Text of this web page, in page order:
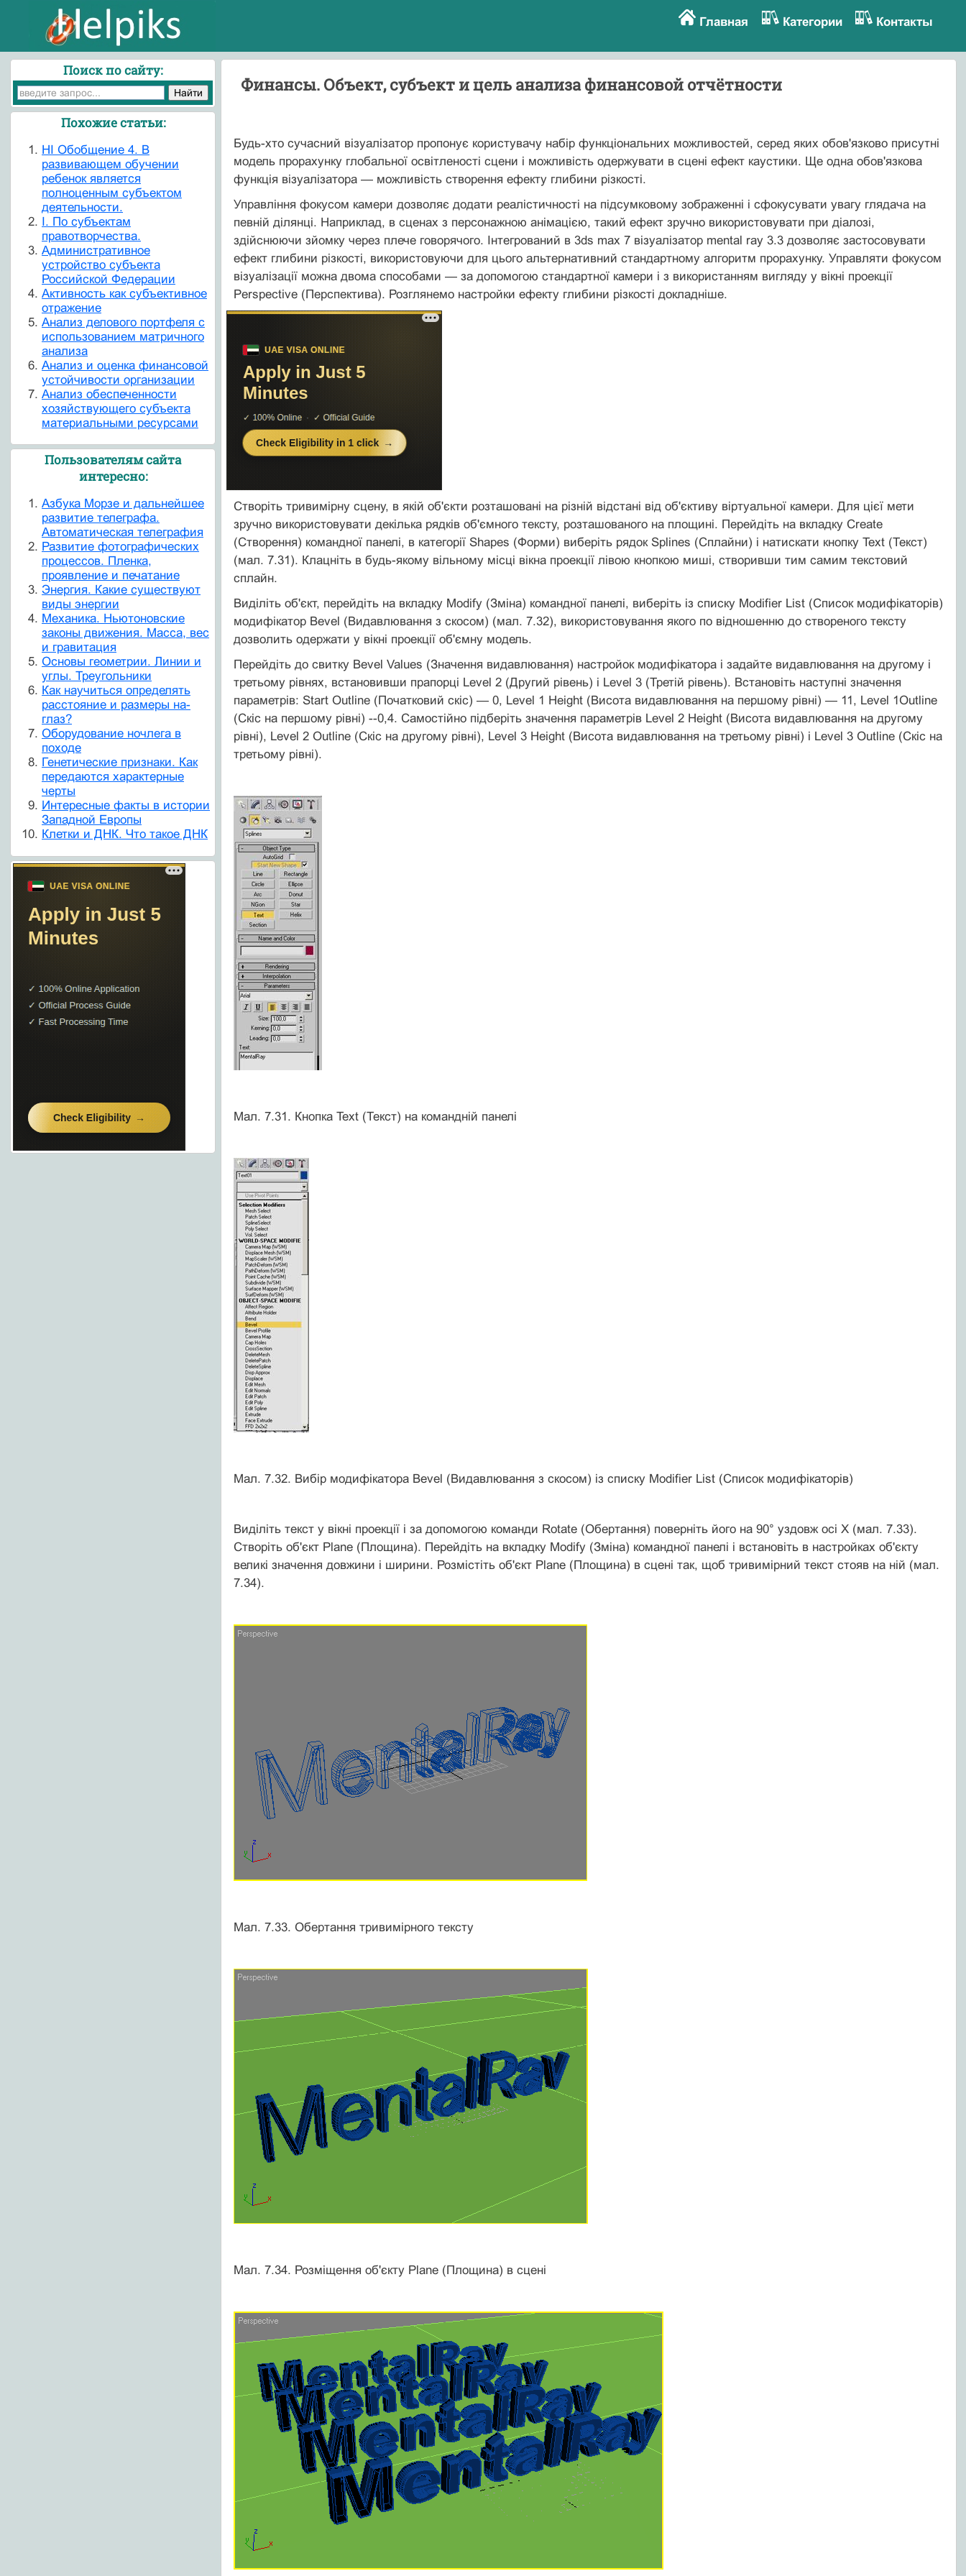
Главная Категории Контакты
Финансы. Объект, субъект и цель анализа финансовой отчётности
Будь-хто сучасний візуалізатор пропонує користувачу набір функціональних можливостей, серед яких обов'язково присутні
модель прорахунку глобальної освітленості сцени і можливість одержувати в сцені ефект каустики. Ще одна обов'язкова
функція візуалізатора — можливість створення ефекту глибини різкості.
Управління фокусом камери дозволяє додати реалістичності на підсумковому зображенні і сфокусувати увагу глядача на
певній ділянці. Наприклад, в сценах з персонажною анімацією, такий ефект зручно використовувати при діалозі,
здійснюючи зйомку через плече говорячого. Інтегрований в 3ds max 7 візуалізатор mental ray 3.3 дозволяє застосовувати
ефект глибини різкості, використовуючи для цього альтернативний стандартному алгоритм прорахунку. Управляти фокусом
візуалізації можна двома способами — за допомогою стандартної камери і з використанням вигляду у вікні проекції
Perspective (Перспектива). Розглянемо настройки ефекту глибини різкості докладніше.
Створіть тривимірну сцену, в якій об'єкти розташовані на різній відстані від об'єктиву віртуальної камери. Для цієї мети
зручно використовувати декілька рядків об'ємного тексту, розташованого на площині. Перейдіть на вкладку Create
(Створення) командної панелі, в категорії Shapes (Форми) виберіть рядок Splines (Сплайни) і натискати кнопку Text (Текст)
(мал. 7.31). Клацніть в будь-якому вільному місці вікна проекції лівою кнопкою миші, створивши тим самим текстовий
сплайн.
Виділіть об'єкт, перейдіть на вкладку Modify (Зміна) командної панелі, виберіть із списку Modifier List (Список модифікаторів)
модифікатор Bevel (Видавлювання з скосом) (мал. 7.32), використовування якого по відношенню до створеного тексту
дозволить одержати у вікні проекції об'ємну модель.
Перейдіть до свитку Bevel Values (Значення видавлювання) настройок модифікатора і задайте видавлювання на другому і
третьому рівнях, встановивши прапорці Level 2 (Другий рівень) і Level 3 (Третій рівень). Встановіть наступні значення
параметрів: Start Outline (Початковий скіс) — 0, Level 1 Height (Висота видавлювання на першому рівні) — 11, Level 1Outline
(Скіс на першому рівні) --0,4. Самостійно підберіть значення параметрів Level 2 Height (Висота видавлювання на другому
рівні), Level 2 Outline (Скіс на другому рівні), Level 3 Height (Висота видавлювання на третьому рівні) і Level 3 Outline (Скіс на
третьому рівні).
Мал. 7.31. Кнопка Text (Текст) на командній панелі
Мал. 7.32. Вибір модифікатора Bevel (Видавлювання з скосом) із списку Modifier List (Список модифікаторів)
Виділіть текст у вікні проекції і за допомогою команди Rotate (Обертання) поверніть його на 90° уздовж осі X (мал. 7.33).
Створіть об'єкт Plane (Площина). Перейдіть на вкладку Modify (Зміна) командної панелі і встановіть в настройках об'єкту
великі значення довжини і ширини. Розмістіть об'єкт Plane (Площина) в сцені так, щоб тривимірний текст стояв на ній (мал.
7.34).
Мал. 7.33. Обертання тривимірного тексту
Мал. 7.34. Розміщення об'єкту Plane (Площина) в сцені
Поиск по сайту:
Похожие статьи:
HI Обобщение 4. В
развивающем обучении
ребенок является
полноценным субъектом
деятельности.
I. По субъектам
правотворчества.
Административное
устройство субъекта
Российской Федерации
Активность как субъективное
отражение
Анализ делового портфеля с
использованием матричного
анализа
Анализ и оценка финансовой
устойчивости организации
Анализ обеспеченности
хозяйствующего субъекта
материальными ресурсами
Пользователям сайта
интересно:
Азбука Морзе и дальнейшее
развитие телеграфа.
Автоматическая телеграфия
Развитие фотографических
процессов. Пленка,
проявление и печатание
Энергия. Какие существуют
виды энергии
Механика. Ньютоновские
законы движения. Масса, вес
и гравитация
Основы геометрии. Линии и
углы. Треугольники
Как научиться определять
расстояние и размеры на-
глаз?
Оборудование ночлега в
походе
Генетические признаки. Как
передаются характерные
черты
Интересные факты в истории
Западной Европы
Клетки и ДНК. Что такое ДНК